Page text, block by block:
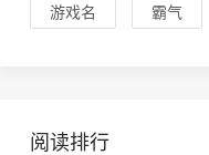
游戏名 霸气
阅读排行